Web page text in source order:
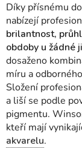
Díky přísnému
nabízejí
brilantnost,
obdoby u žádné
dosaženo
míru a
Složení
a liší se podle
pigmentu.
kteří mají
akvarelu.